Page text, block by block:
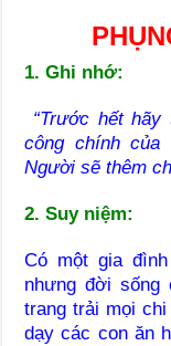
1. Ghi nhớ:
“Trước hết
công chính
Người sẽ thêm
2. Suy niệm:
Có một gia
nhưng đời sống
trang trải mọi
dạy các con ăn